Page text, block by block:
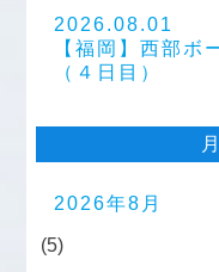
2026.08.01
【福岡】西部ボ
（４日目）
2026年8月
(5)